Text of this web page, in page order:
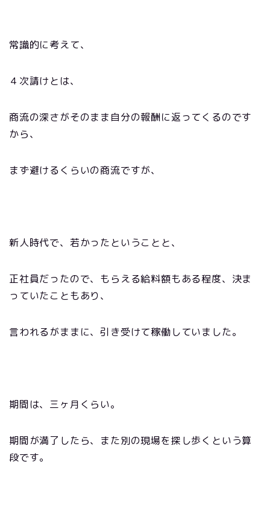
常識的に考えて、
４次請けとは、
商流の深さがそのまま自分の報酬に返ってくるのです
から、
まず避けるくらいの商流ですが、
新人時代で、若かったということと、
正社員だったので、もらえる給料額もある程度、決ま
っていたこともあり、
言われるがままに、引き受けて稼働していました。
期間は、三ヶ月くらい。
期間が満了したら、また別の現場を探し歩くという算
段です。